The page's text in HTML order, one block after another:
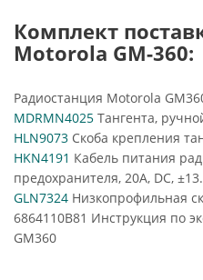
Комплект
Motorola GM-360:
Радиостанция Motorola
MDRMN4025 Тангента,
HLN9073 Скоба крепления
HKN4191 Кабель питания
предохранителя, 20А, DC,
GLN7324 Низкопрофильная
6864110B81 Инструкция по
GM360